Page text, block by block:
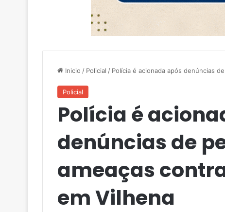
Inicio / Policial / Polícia é acionada após denúncias
Policial
Polícia é
denúncias de
ameaças
em Vilhena